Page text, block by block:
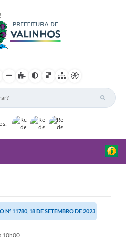
Nº 11780, 18 DE SETEMBRO DE 2023
10h00